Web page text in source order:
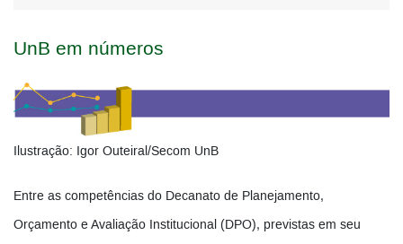
UnB em números
Ilustração: Igor Outeiral/Secom UnB
Entre as competências do Decanato de Planejamento,
Orçamento e Avaliação Institucional (DPO), previstas em seu